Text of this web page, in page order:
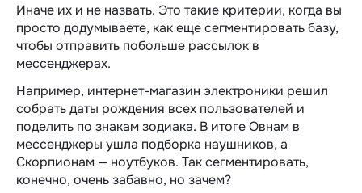
Иначе их и не назвать. Это такие критерии, когда вы
просто додумываете, как еще сегментировать базу,
чтобы отправить побольше рассылок в
мессенджерах.
Например, интернет-магазин электроники решил
собрать даты рождения всех пользователей и
поделить по знакам зодиака. В итоге Овнам в
мессенджеры ушла подборка наушников, а
Скорпионам — ноутбуков. Так сегментировать,
конечно, очень забавно, но зачем?